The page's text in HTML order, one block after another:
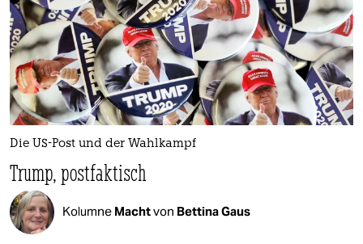
Die US-Post und der Wahlkampf
Trump, postfaktisch
Kolumne Machtvon Bettina Gaus